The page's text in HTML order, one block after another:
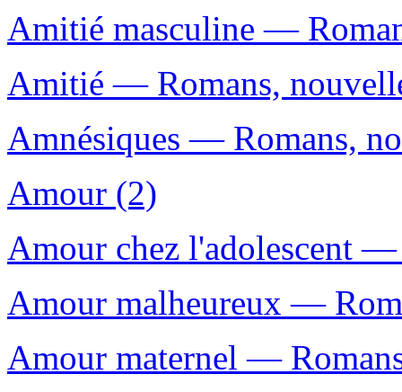
Amitié masculine —
Amitié — Romans,
Amnésiques — Romans,
Amour (2)
Amour chez l'adolescent
Amour malheureux —
Amour maternel —